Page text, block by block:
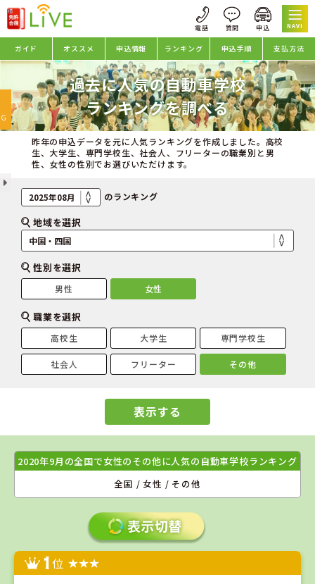
NAVI
ガイド オススメ 申込情報 ランキング 申込手順 支払方法
過去に人気の自動車学校
ランキングを調べる
昨年の申込データを元に人気ランキングを作成しました。高校
生、大学生、専門学校生、社会人、フリーターの職業別と男
性、女性の性別でお選びいただけます。
のランキング
地域を選択
性別を選択
男性 女性
職業を選択
高校生 大学生 専門学校生
社会人 フリーター その他
表示する
2020年9月の全国で女性のその他に人気の自動車学校ランキング
全国 / 女性 / その他
1位